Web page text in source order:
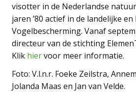
visotter in de Nederlandse
jaren ’80 actief in de landelijke en
Vogelbescherming. Vanaf
directeur van de stichting
Klik hiervoor meer informatie.
Foto: V.l.n.r. Foeke Zeilstra,
Jolanda Maas en Jan van Velde.